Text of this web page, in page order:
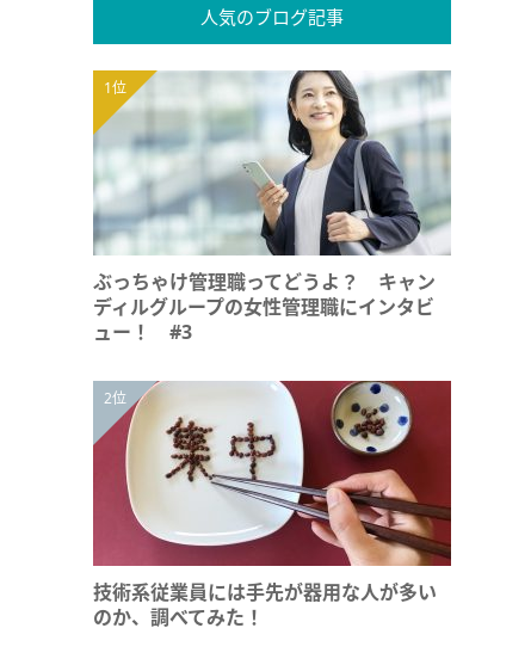
人気のブログ記事
ぶっちゃけ管理職ってどうよ？ キャン
ディルグループの女性管理職にインタビ
ュー！ #3
技術系従業員には手先が器用な人が多い
のか、調べてみた！